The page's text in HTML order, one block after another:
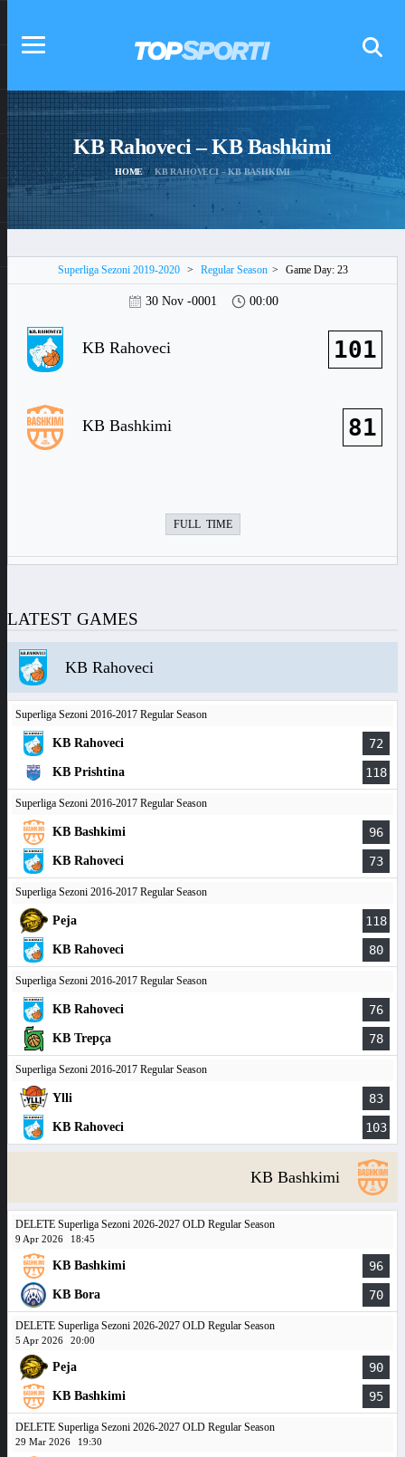
KB Rahoveci – KB Bashkimi
HOME KB RAHOVECI – KB BASHKIMI
Superliga Sezoni 2019-2020 > Regular Season > Game Day: 23
30 Nov -0001 00:00
KB Rahoveci 101
KB Bashkimi 81
FULL TIME
LATEST GAMES
KB Rahoveci
Superliga Sezoni 2016-2017 Regular Season
KB Rahoveci 72
KB Prishtina 118
Superliga Sezoni 2016-2017 Regular Season
KB Bashkimi 96
KB Rahoveci 73
Superliga Sezoni 2016-2017 Regular Season
Peja 118
KB Rahoveci 80
Superliga Sezoni 2016-2017 Regular Season
KB Rahoveci 76
KB Trepça 78
Superliga Sezoni 2016-2017 Regular Season
Ylli 83
KB Rahoveci 103
KB Bashkimi
DELETE Superliga Sezoni 2026-2027 OLD Regular Season
9 Apr 2026 18:45
KB Bashkimi 96
KB Bora 70
DELETE Superliga Sezoni 2026-2027 OLD Regular Season
5 Apr 2026 20:00
Peja 90
KB Bashkimi 95
DELETE Superliga Sezoni 2026-2027 OLD Regular Season
29 Mar 2026 19:30